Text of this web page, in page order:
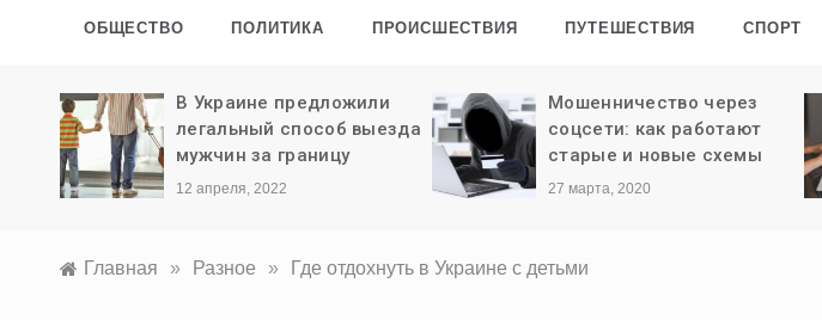
ОБЩЕСТВО ПОЛИТИКА ПРОИСШЕСТВИЯ ПУТЕШЕСТВИЯ СПОРТ
Мошенничество через
соцсети: как работают
старые и новые схемы
27 марта, 2020
Работа в выходные дни:
как получить
компенсацию
11 июля, 2019
Главная » Разное » Где отдохнуть в Украине с детьми